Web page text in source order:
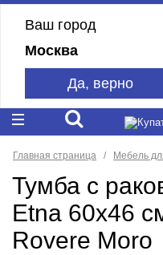
Ваш город
Москва
Да, верно
Главная страница Мебель
Тумба с
Etna 60x46
Rovere Moro